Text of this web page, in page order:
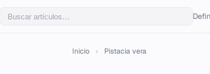
Inicio › Pistacia vera